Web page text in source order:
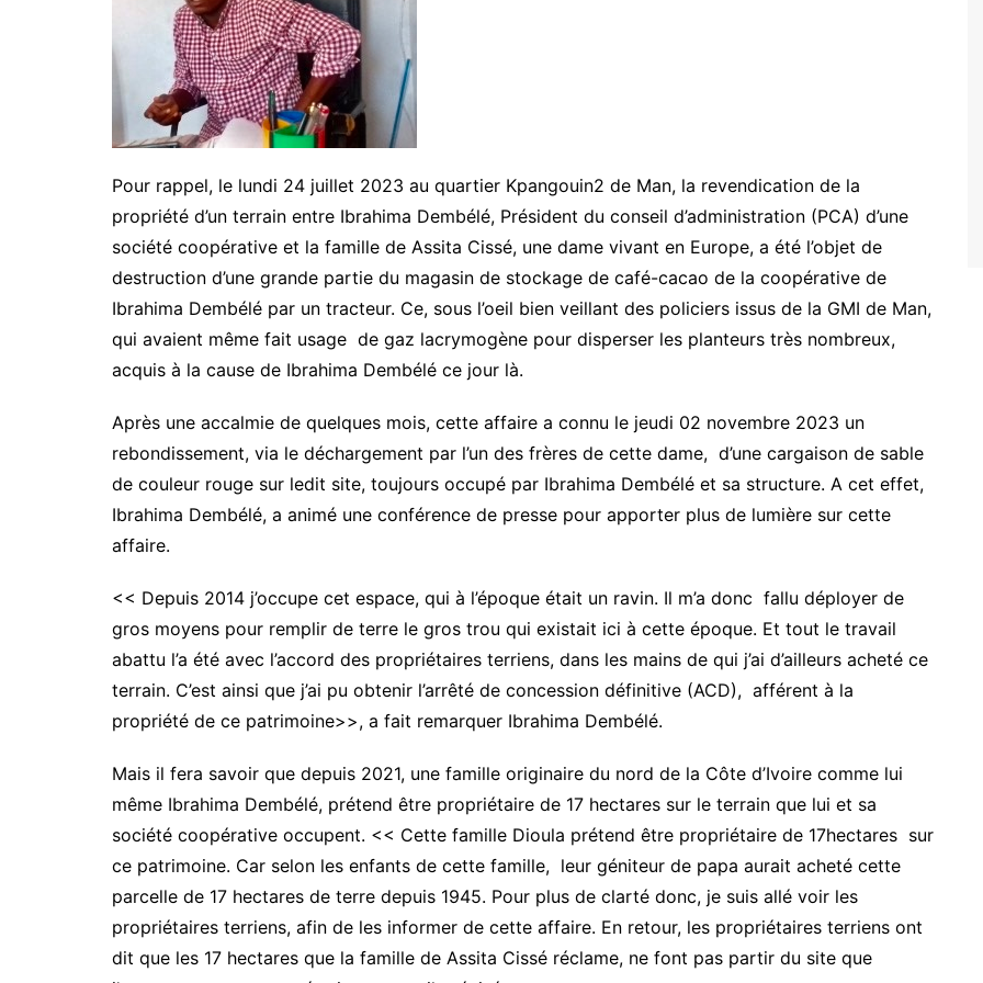
Pour rappel, le lundi 24 juillet 2023 au quartier Kpangouin2 de Man, la revendication de la
propriété d’un terrain entre Ibrahima Dembélé, Président du conseil d’administration (PCA) d’une
société coopérative et la famille de Assita Cissé, une dame vivant en Europe, a été l’objet de
destruction d’une grande partie du magasin de stockage de café-cacao de la coopérative de
Ibrahima Dembélé par un tracteur. Ce, sous l’oeil bien veillant des policiers issus de la GMI de Man,
qui avaient même fait usage de gaz lacrymogène pour disperser les planteurs très nombreux,
acquis à la cause de Ibrahima Dembélé ce jour là.
Après une accalmie de quelques mois, cette affaire a connu le jeudi 02 novembre 2023 un
rebondissement, via le déchargement par l’un des frères de cette dame, d’une cargaison de sable
de couleur rouge sur ledit site, toujours occupé par Ibrahima Dembélé et sa structure. A cet effet,
Ibrahima Dembélé, a animé une conférence de presse pour apporter plus de lumière sur cette
affaire.
<< Depuis 2014 j’occupe cet espace, qui à l’époque était un ravin. Il m’a donc fallu déployer de
gros moyens pour remplir de terre le gros trou qui existait ici à cette époque. Et tout le travail
abattu l’a été avec l’accord des propriétaires terriens, dans les mains de qui j’ai d’ailleurs acheté ce
terrain. C’est ainsi que j’ai pu obtenir l’arrêté de concession définitive (ACD), afférent à la
propriété de ce patrimoine>>, a fait remarquer Ibrahima Dembélé.
Mais il fera savoir que depuis 2021, une famille originaire du nord de la Côte d’Ivoire comme lui
même Ibrahima Dembélé, prétend être propriétaire de 17 hectares sur le terrain que lui et sa
société coopérative occupent. << Cette famille Dioula prétend être propriétaire de 17hectares sur
ce patrimoine. Car selon les enfants de cette famille, leur géniteur de papa aurait acheté cette
parcelle de 17 hectares de terre depuis 1945. Pour plus de clarté donc, je suis allé voir les
propriétaires terriens, afin de les informer de cette affaire. En retour, les propriétaires terriens ont
dit que les 17 hectares que la famille de Assita Cissé réclame, ne font pas partir du site que